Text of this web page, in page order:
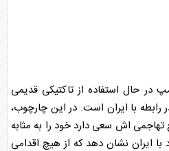
در حال استفاده از تاکتیکی قدیمی
با ایران است. در این چارچوب،
اش سعی دارد خود را به مثابه
ایران نشان دهد که از هیچ اقدامی